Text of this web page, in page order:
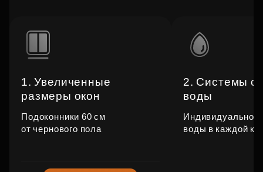
1. Увеличенные
размеры окон
Подоконники 60 см
от чернового пола
2. Системы
воды
Индивидуальное
воды в каждой